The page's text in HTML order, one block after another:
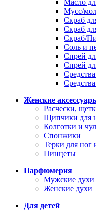
Масло
Мусс/
Скраб
Скраб
Скраб/
Соль и
Спрей
Спрей
Средства
Женские
Расчески,
Щипчики для
Колготки и
Спонжики
Терки для ног
Пинцеты
Парфюмерия
Мужские духи
Женские духи
Для детей